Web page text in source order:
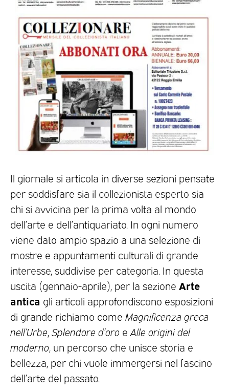
Il giornale si articola in diverse sezioni pensate
per soddisfare sia il collezionista esperto sia
chi si avvicina per la prima volta al mondo
dell’arte e dell’antiquariato. In ogni numero
viene dato ampio spazio a una selezione di
mostre e appuntamenti culturali di grande
interesse, suddivise per categoria. In questa
uscita (gennaio-aprile), per la sezione Arte
antica gli articoli approfondiscono esposizioni
di grande richiamo come Magnificenza greca
nell’Urbe Splendore d’oro e Alle origini del
moderno , un percorso che unisce storia e
bellezza, per chi vuole immergersi nel fascino
dell’arte del passato.